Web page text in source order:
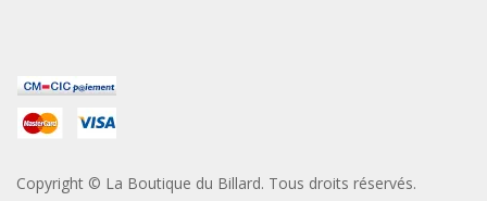
Copyright © La Boutique du Billard. Tous droits réservés.